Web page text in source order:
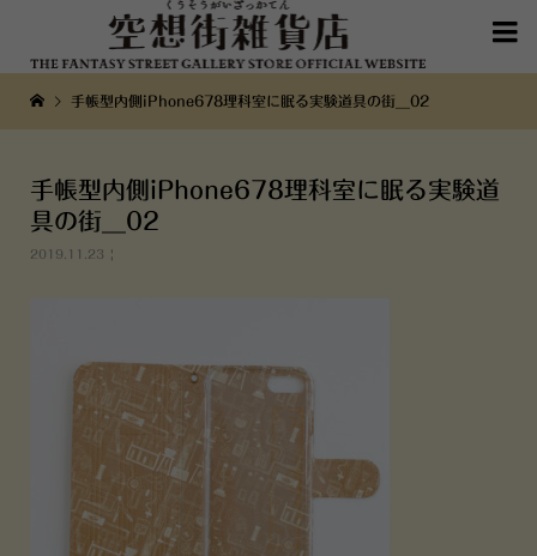

手帳型内側iPhone678理科室に眠る実験道具の街__02
手帳型内側iPhone678理科室に眠る実験道
具の街__02
2019.11.23